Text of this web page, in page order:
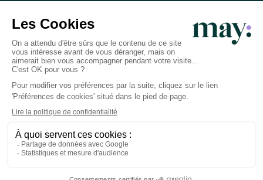
© LN CARE 2026
Politique de confidentialité
Conditions générales d’utilisation
Plan du site
Crédits photos